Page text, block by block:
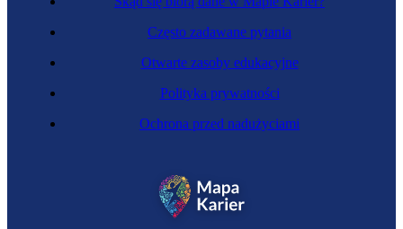
Często zadawane pytania
Otwarte zasoby edukacyjne
Polityka prywatności
Ochrona przed nadużyciami